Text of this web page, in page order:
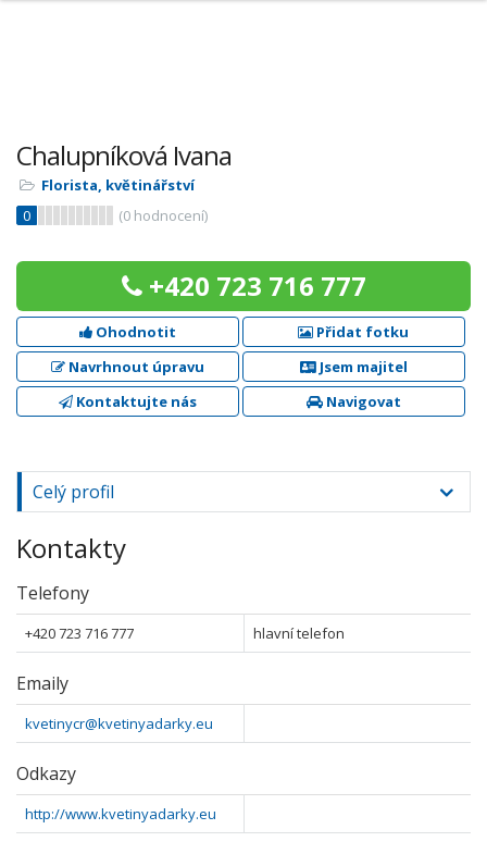
Chalupníková Ivana
Florista, květinářství
0
(0 hodnocení)
+420 723 716 777
Ohodnotit
Přidat fotku
Navrhnout úpravu
Jsem majitel
Kontaktujte nás
Navigovat
Celý profil
Kontakty
Telefony
+420 723 716 777 hlavní telefon
Emaily
kvetinycr@kvetinyadarky.eu
Odkazy
http://www.kvetinyadarky.eu